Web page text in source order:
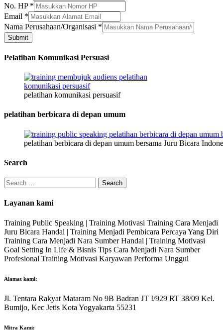
No.
Nama
HP
No. HP *
Email *
Nama Perusahaan/Organisasi *
Submit
Pelatihan Komunikasi Persuasi
pelatihan komunikasi persuasif
pelatihan berbicara di depan umum
pelatihan berbicara di depan umum bersama Juru Bicara
Search
Search
for:
Layanan kami
Training Public Speaking | Training Motivasi Training Cara Menjadi
Juru Bicara Handal | Training Menjadi Pembicara Percaya Yang Diri
Training Cara Menjadi Nara Sumber Handal | Training Motivasi
Goal Setting In Life & Bisnis Tips Cara Menjadi Nara Sumber
Profesional Training Motivasi Karyawan Performa Unggul
Alamat kami:
Jl. Tentara Rakyat Mataram No 9B Badran JT I/929 RT 38/09 Kel.
Bumijo, Kec Jetis Kota Yogyakarta 55231
Mitra Kami: